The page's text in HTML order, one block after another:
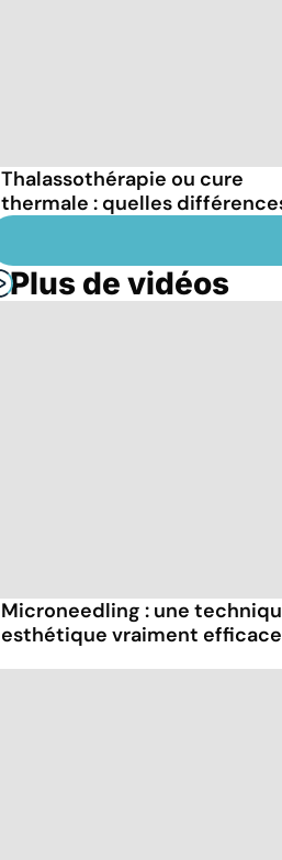
Thalassothérapie ou cure
thermale : quelles
Plus de vidéos
Microneedling : une
esthétique vraiment